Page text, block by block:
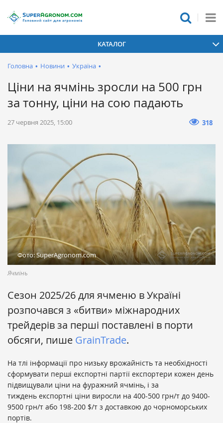
КАТАЛОГ
Головна • Новини • Україна •
Ціни на ячмінь зросли на 500 грн
за тонну, ціни на сою падають
27 червня 2025, 15:00 318
Фото: SuperAgronom.com
Ячмінь
Сезон 2025/26 для ячменю в Україні
розпочався з «битви» міжнародних
трейдерів за перші поставлені в порти
обсяги, пише GrainTrade.
На тлі інформації про низьку врожайність та необхідності
сформувати перші експортні партії експортери кожен день
підвищували ціни на фуражний ячмінь, і за
тиждень експортні ціни виросли на 400-500 грн/т до 9400-
9500 грн/т або 198-200 $/т з доставкою до чорноморських
портів.